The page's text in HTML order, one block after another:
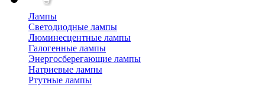
Лампы
Cветодиодные лампы
Люминесцентные лампы
Галогенные лампы
Энергосберегающие лампы
Натриевые лампы
Ртутные лампы